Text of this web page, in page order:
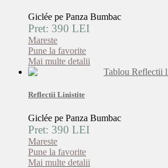
Giclée pe Panza Bumbac
Pret: 390 LEI
Mareste
Pune la favorite
Mai multe detalii
Reflectii Linistite
Giclée pe Panza Bumbac
Pret: 390 LEI
Mareste
Pune la favorite
Mai multe detalii